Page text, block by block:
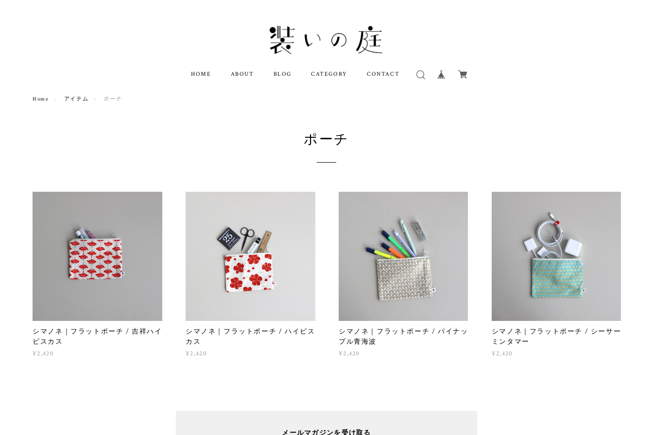
HOME ABOUT BLOG CATEGORY CONTACT
Home アイテム ポーチ
ポーチ
シマノネ｜フラットポーチ / 吉祥ハイ
ビスカス
¥2,420
シマノネ｜フラットポーチ / ハイビス
カス
¥2,420
シマノネ｜フラットポーチ / パイナッ
プル青海波
¥2,420
シマノネ｜フラットポーチ / シーサー
ミンタマー
¥2,420
メールマガジンを受け取る